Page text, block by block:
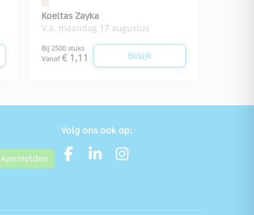
Koeltas Zayka
V.a. maandag 17 augustus
Bij 2500 stuks
Vanaf € 1,11 Bekijk
Aanmelden
Volg ons ook op: